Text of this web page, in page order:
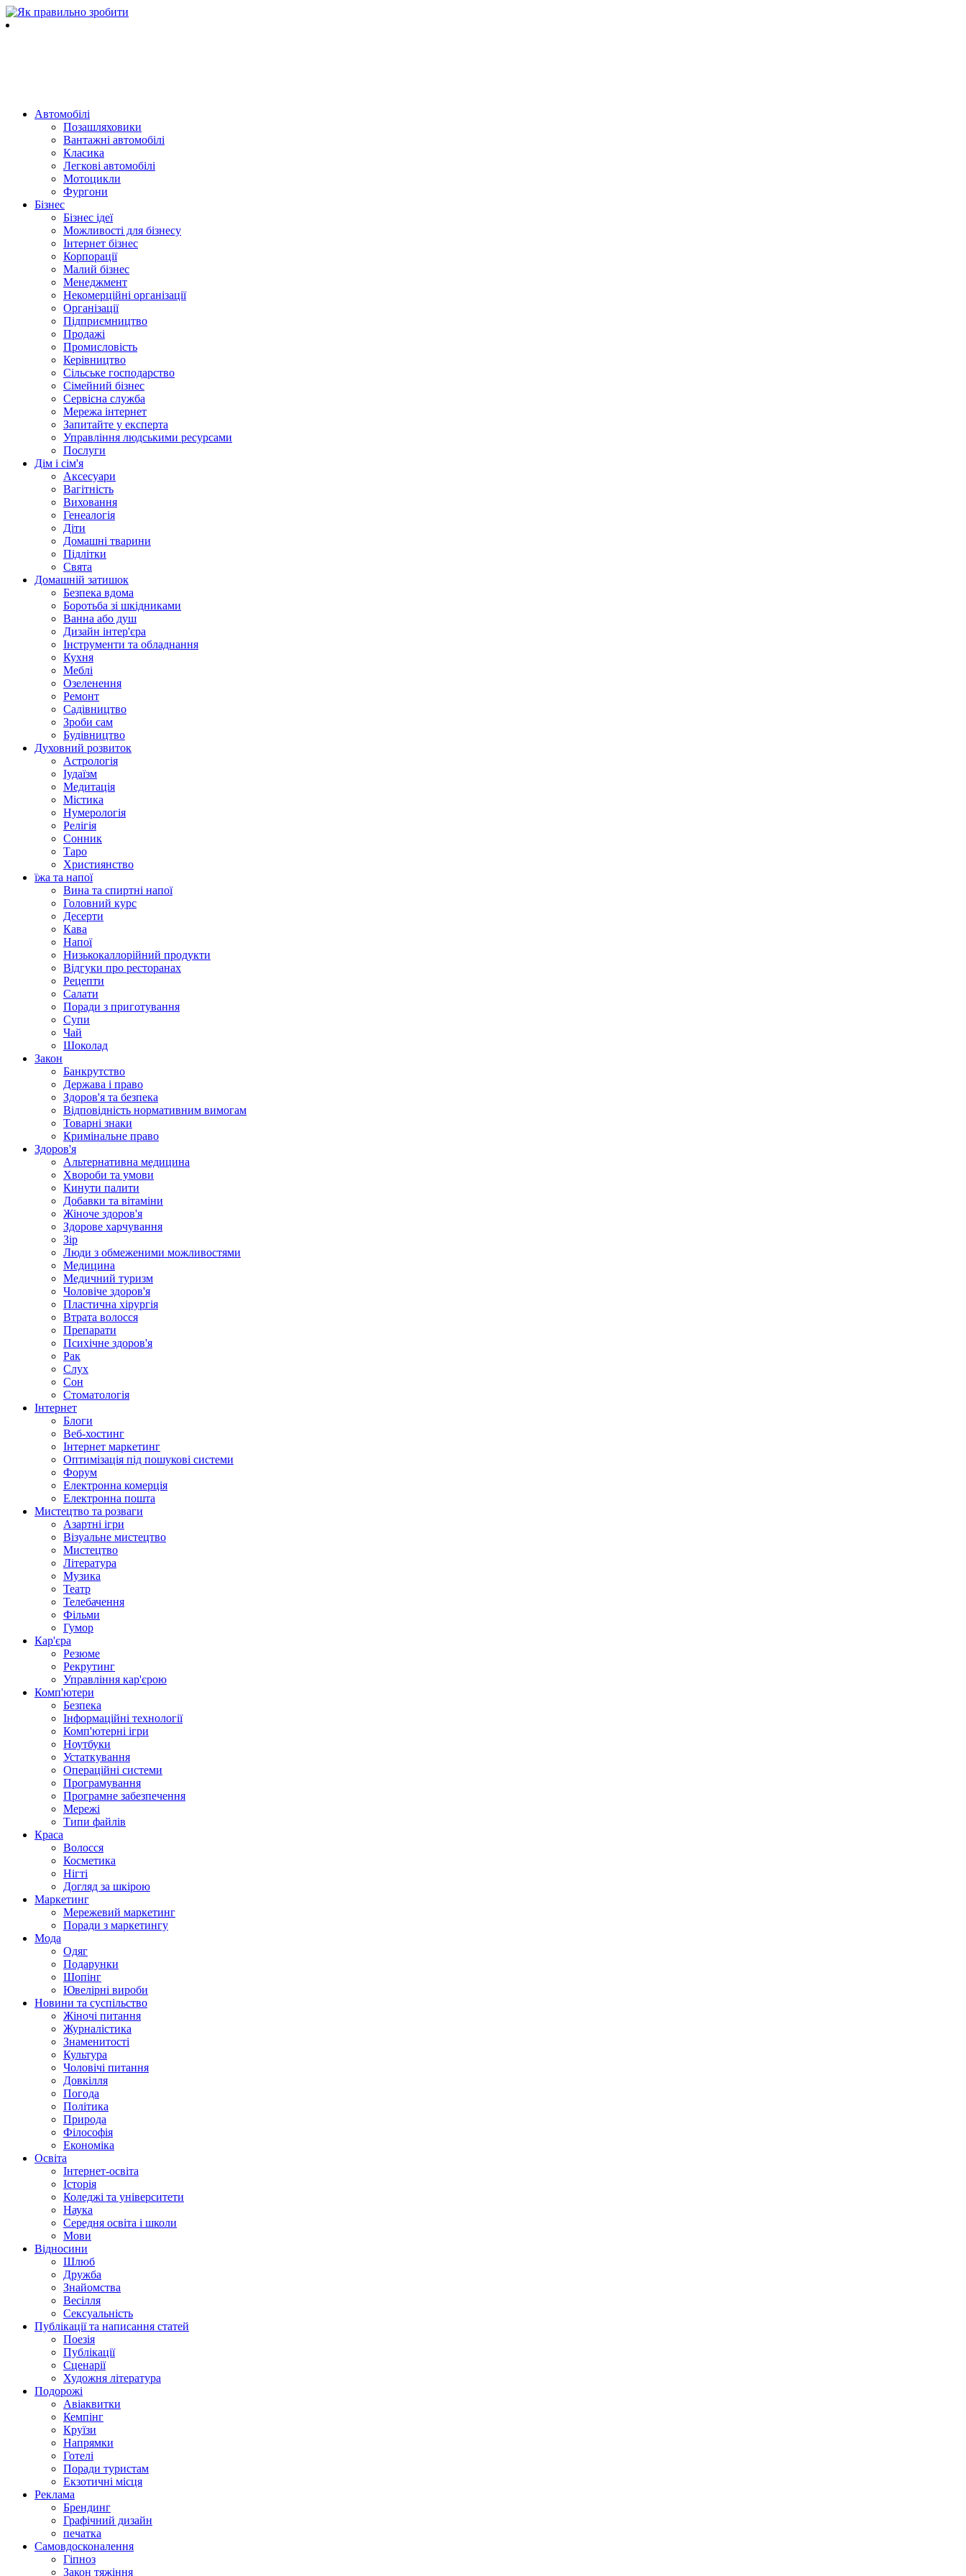
Автомобілі
Позашляховики
Вантажні автомобілі
Класика
Легкові автомобілі
Мотоцикли
Фургони
Бізнес
Бізнес ідеї
Можливості для бізнесу
Інтернет бізнес
Корпорації
Малий бізнес
Менеджмент
Некомерційні організації
Організації
Підприємництво
Продажі
Промисловість
Керівництво
Сільське господарство
Сімейний бізнес
Сервісна служба
Мережа інтернет
Запитайте у експерта
Управління людськими ресурсами
Послуги
Дім і сім'я
Аксесуари
Вагітність
Виховання
Генеалогія
Діти
Домашні тварини
Підлітки
Свята
Домашній затишок
Безпека вдома
Боротьба зі шкідниками
Ванна або душ
Дизайн інтер'єра
Інструменти та обладнання
Кухня
Меблі
Озеленення
Ремонт
Садівництво
Зроби сам
Будівництво
Духовний розвиток
Астрологія
Іудаїзм
Медитація
Містика
Нумерологія
Релігія
Сонник
Таро
Християнство
їжа та напої
Вина та спиртні напої
Головний курс
Десерти
Кава
Напої
Низькокаллорійний продукти
Відгуки про ресторанах
Рецепти
Салати
Поради з приготування
Супи
Чай
Шоколад
Закон
Банкрутство
Держава і право
Здоров'я та безпека
Відповідність нормативним вимогам
Товарні знаки
Кримінальне право
Здоров'я
Альтернативна медицина
Хвороби та умови
Кинути палити
Добавки та вітаміни
Жіноче здоров'я
Здорове харчування
Зір
Люди з обмеженими можливостями
Медицина
Медичний туризм
Чоловіче здоров'я
Пластична хірургія
Втрата волосся
Препарати
Психічне здоров'я
Рак
Слух
Сон
Стоматологія
Інтернет
Блоги
Веб-хостинг
Інтернет маркетинг
Оптимізація під пошукові системи
Форум
Електронна комерція
Електронна пошта
Мистецтво та розваги
Азартні ігри
Візуальне мистецтво
Мистецтво
Література
Музика
Театр
Телебачення
Фільми
Гумор
Кар'єра
Резюме
Рекрутинг
Управління кар'єрою
Комп'ютери
Безпека
Інформаційні технології
Комп'ютерні ігри
Ноутбуки
Устаткування
Операційні системи
Програмування
Програмне забезпечення
Мережі
Типи файлів
Краса
Волосся
Косметика
Нігті
Догляд за шкірою
Маркетинг
Мережевий маркетинг
Поради з маркетингу
Мода
Одяг
Подарунки
Шопінг
Ювелірні вироби
Новини та суспільство
Жіночі питання
Журналістика
Знаменитості
Культура
Чоловічі питання
Довкілля
Погода
Політика
Природа
Філософія
Економіка
Освіта
Інтернет-освіта
Історія
Коледжі та університети
Наука
Середня освіта і школи
Мови
Відносини
Шлюб
Дружба
Знайомства
Весілля
Сексуальність
Публікації та написання статей
Поезія
Публікації
Сценарії
Художня література
Подорожі
Авіаквитки
Кемпінг
Круїзи
Напрямки
Готелі
Поради туристам
Екзотичні місця
Реклама
Брендинг
Графічний дизайн
печатка
Самовдосконалення
Гіпноз
Закон тяжіння